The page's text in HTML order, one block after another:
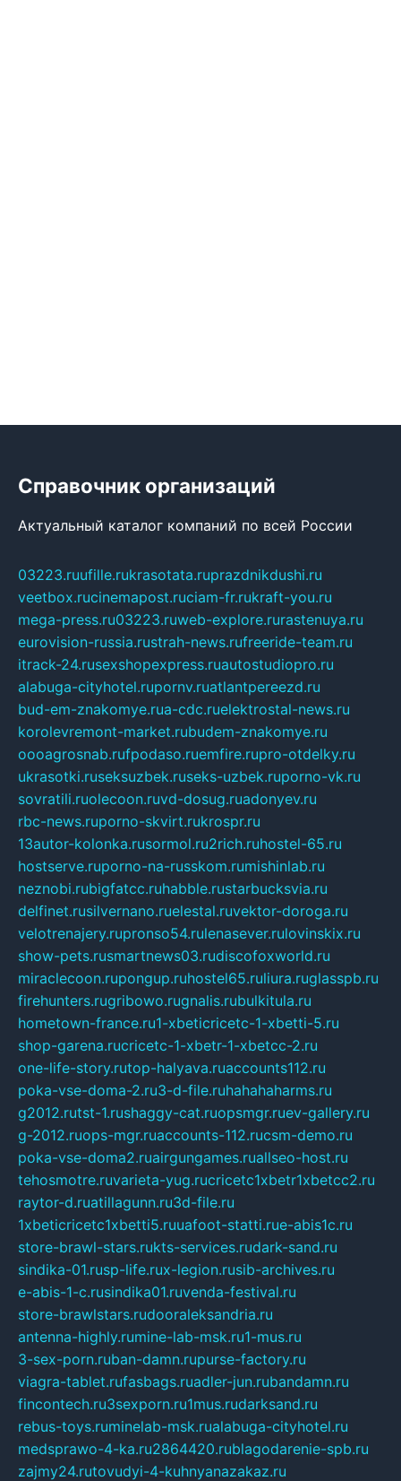
Справочник организаций
Актуальный каталог компаний по всей России
03223.ruufille.rukrasotata.ruprazdnikdushi.ru
veetbox.rucinemapost.ruciam-fr.rukraft-you.ru
mega-press.ru03223.ruweb-explore.rurastenuya.ru
eurovision-russia.rustrah-news.rufreeride-team.ru
itrack-24.rusexshopexpress.ruautostudiopro.ru
alabuga-cityhotel.rupornv.ruatlantpereezd.ru
bud-em-znakomye.rua-cdc.ruelektrostal-news.ru
korolevremont-market.rubudem-znakomye.ru
oooagrosnab.rufpodaso.ruemfire.rupro-otdelky.ru
ukrasotki.ruseksuzbek.ruseks-uzbek.ruporno-vk.ru
sovratili.ruolecoon.ruvd-dosug.ruadonyev.ru
rbc-news.ruporno-skvirt.rukrospr.ru
13autor-kolonka.rusormol.ru2rich.ruhostel-65.ru
hostserve.ruporno-na-russkom.rumishinlab.ru
neznobi.rubigfatcc.ruhabble.rustarbucksvia.ru
delfinet.rusilvernano.ruelestal.ruvektor-doroga.ru
velotrenajery.rupronso54.rulenasever.rulovinskix.ru
show-pets.rusmartnews03.rudiscofoxworld.ru
miraclecoon.rupongup.ruhostel65.ruliura.ruglasspb.ru
firehunters.rugribowo.rugnalis.rubulkitula.ru
hometown-france.ru1-xbeticricetc-1-xbetti-5.ru
shop-garena.rucricetc-1-xbetr-1-xbetcc-2.ru
one-life-story.rutop-halyava.ruaccounts112.ru
poka-vse-doma-2.ru3-d-file.ruhahahaharms.ru
g2012.rutst-1.rushaggy-cat.ruopsmgr.ruev-gallery.ru
g-2012.ruops-mgr.ruaccounts-112.rucsm-demo.ru
poka-vse-doma2.ruairgungames.ruallseo-host.ru
tehosmotre.ruvarieta-yug.rucricetc1xbetr1xbetcc2.ru
raytor-d.ruatillagunn.ru3d-file.ru
1xbeticricetc1xbetti5.ruuafoot-statti.rue-abis1c.ru
store-brawl-stars.rukts-services.rudark-sand.ru
sindika-01.rusp-life.rux-legion.rusib-archives.ru
e-abis-1-c.rusindika01.ruvenda-festival.ru
store-brawlstars.rudooraleksandria.ru
antenna-highly.rumine-lab-msk.ru1-mus.ru
3-sex-porn.ruban-damn.rupurse-factory.ru
viagra-tablet.rufasbags.ruadler-jun.rubandamn.ru
fincontech.ru3sexporn.ru1mus.rudarksand.ru
rebus-toys.ruminelab-msk.rualabuga-cityhotel.ru
medsprawo-4-ka.ru2864420.rublagodarenie-spb.ru
zajmy24.rutovudyi-4-kuhnyanazakaz.ru